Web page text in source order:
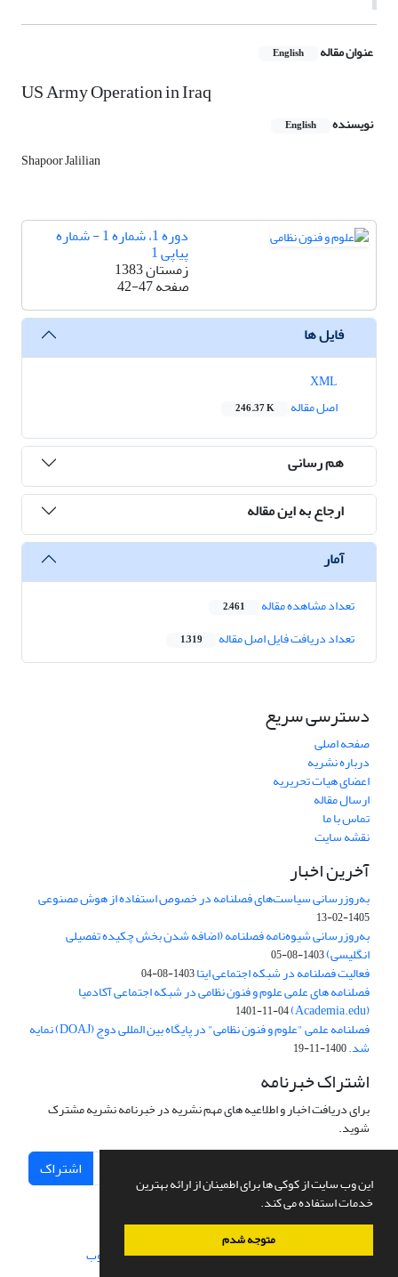
این وب سایت از کوکی ها برای اطمینان از ارائه بهترین
خدمات استفاده می کند.
متوجه شدم
عنوان مقاله English
US Army Operation in Iraq
نویسنده English
Shapoor Jalilian
دوره 1، شماره 1 - شماره
پیاپی 1
زمستان 1383
صفحه42-47
فایل ها
اصل مقاله
246.37 K
هم رسانی
ارجاع به این مقاله
آمار
تعداد مشاهده مقاله 2,461
تعداد دریافت فایل اصل مقاله 1,319
دسترسی سریع
صفحه اصلی
درباره نشریه
اعضای هیات تحریریه
ارسال مقاله
تماس با ما
نقشه سایت
آخرین اخبار
به‌روزرسانی سیاست‌های فصلنامه در خصوص استفاده از هوش مصنوعی
1405-02-13
به‌روزرسانی شیوه‌نامه فصلنامه (اضافه شدن بخش چکیده تفصیلی
انگلیسی)1403-08-05
فعالیت فصلنامه در شبکه اجتماعی ایتا1403-08-04
فصلنامه های علمی علوم و فنون نظامی در شبکه اجتماعی آکادمیا
(Academia.edu)
1401-11-04
فصلنامه علمی "علوم و فنون نظامی" در پایگاه بین المللی دوج (DOAJ) نمایه
شد.1400-11-19
اشتراک خبرنامه
برای دریافت اخبار و اطلاعیه های مهم نشریه در خبرنامه نشریه مشترک
شوید.
اشتراک
سامانه مدیریت نشریات علمی.طراحی و پیاده سازی از سیناوب